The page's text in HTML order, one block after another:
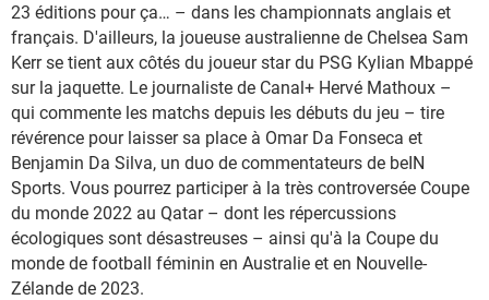
23 éditions pour ça… – dans les championnats anglais et
français. D'ailleurs, la joueuse australienne de Chelsea Sam
Kerr se tient aux côtés du joueur star du PSG Kylian Mbappé
sur la jaquette. Le journaliste de Canal+ Hervé Mathoux –
qui commente les matchs depuis les débuts du jeu – tire
révérence pour laisser sa place à Omar Da Fonseca et
Benjamin Da Silva, un duo de commentateurs de beIN
Sports. Vous pourrez participer à la très controversée Coupe
du monde 2022 au Qatar – dont les répercussions
écologiques sont désastreuses – ainsi qu'à la Coupe du
monde de football féminin en Australie et en Nouvelle-
Zélande de 2023.